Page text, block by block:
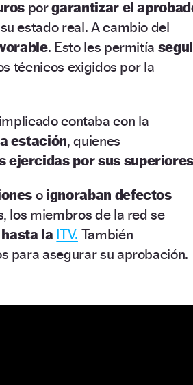
porgarantizar el
estado real. A cambio del
. Esto les permitía
técnicos exigidos por la
contaba con la
estación, quienes
ejercidas por sus
o ignoraban defectos
los miembros de la red se
la ITV. También
para asegurar su aprobación.